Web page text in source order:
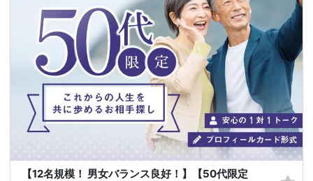
【12名規模！ 男女バランス良好！】【50代限定